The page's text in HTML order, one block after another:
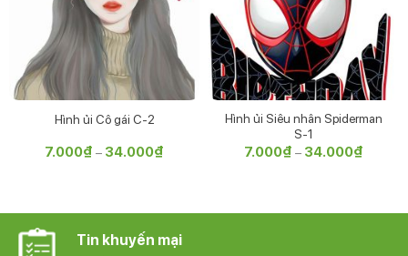
Hình ủi Cô gái C-2
7.000₫ – 34.000₫
Hình ủi Siêu nhân Spiderman
S-1
7.000₫ – 34.000₫
Tin khuyến mại